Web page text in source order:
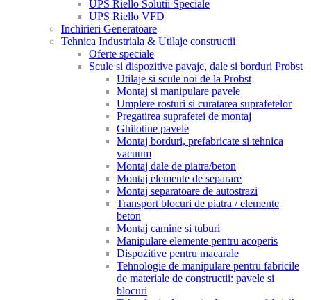
UPS Riello Solutii Speciale
UPS Riello VFD
Inchirieri Generatoare
Tehnica Industriala & Utilaje constructii
Oferte speciale
Scule si dispozitive pavaje, dale si borduri Probst
Utilaje si scule noi de la Probst
Montaj si manipulare pavele
Umplere rosturi si curatarea suprafetelor
Pregatirea suprafetei de montaj
Ghilotine pavele
Montaj borduri, prefabricate si tehnica
vacuum
Montaj dale de piatra/beton
Montaj elemente de separare
Montaj separatoare de autostrazi
Transport blocuri de piatra / elemente
beton
Montaj camine si tuburi
Manipulare elemente pentru acoperis
Dispozitive pentru macarale
Tehnologie de manipulare pentru fabricile
de materiale de constructii: pavele si
blocuri